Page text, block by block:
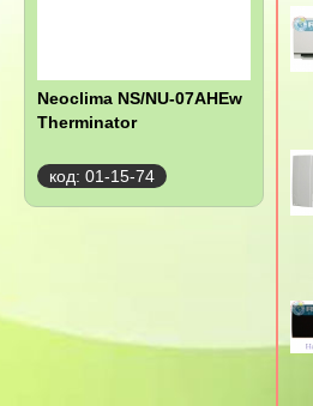
Neoclima NS/NU-07AHEw
Therminator
код: 01-15-74